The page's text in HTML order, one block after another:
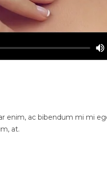
ac bibendum mi mi
at.